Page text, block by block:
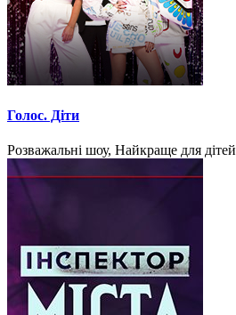
Голос. Діти
Розважальні шоу, Найкраще для дітей